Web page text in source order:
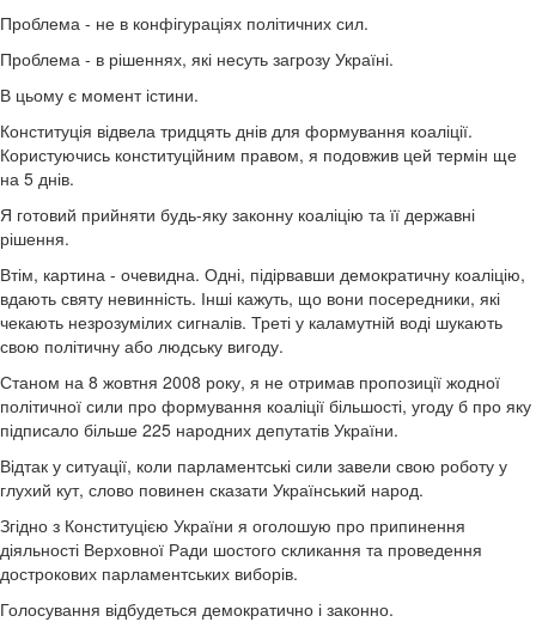
Проблема - не в конфігураціях політичних сил.
Проблема - в рішеннях, які несуть загрозу Україні.
В цьому є момент істини.
Конституція відвела тридцять днів для формування коаліції.
Користуючись конституційним правом, я подовжив цей термін ще
на 5 днів.
Я готовий прийняти будь-яку законну коаліцію та її державні
рішення.
Втім, картина - очевидна. Одні, підірвавши демократичну коаліцію,
вдають святу невинність. Інші кажуть, що вони посередники, які
чекають незрозумілих сигналів. Треті у каламутній воді шукають
свою політичну або людську вигоду.
Станом на 8 жовтня 2008 року, я не отримав пропозиції жодної
політичної сили про формування коаліції більшості, угоду б про яку
підписало більше 225 народних депутатів України.
Відтак у ситуації, коли парламентські сили завели свою роботу у
глухий кут, слово повинен сказати Український народ.
Згідно з Конституцією України я оголошую про припинення
діяльності Верховної Ради шостого скликання та проведення
дострокових парламентських виборів.
Голосування відбудеться демократично і законно.